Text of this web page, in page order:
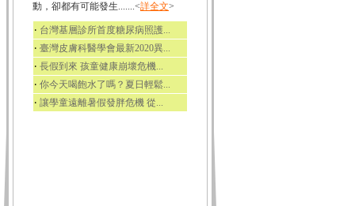
動，卻都有可能發生.......<詳全文>
‧ 台灣基層診所首度糖尿病照護...
‧ 臺灣皮膚科醫學會最新2020異...
‧ 長假到來 孩童健康崩壞危機...
‧ 你今天喝飽水了嗎？夏日輕鬆...
‧ 讓學童遠離暑假發胖危機 從...